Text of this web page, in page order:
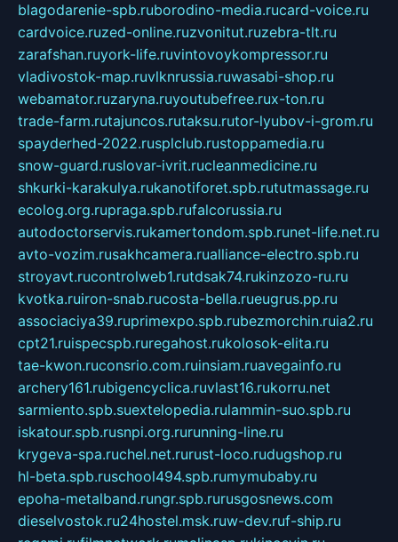
blagodarenie-spb.ruborodino-media.rucard-voice.ru
cardvoice.ruzed-online.ruzvonitut.ruzebra-tlt.ru
zarafshan.ruyork-life.ruvintovoykompressor.ru
vladivostok-map.ruvlknrussia.ruwasabi-shop.ru
webamator.ruzaryna.ruyoutubefree.rux-ton.ru
trade-farm.rutajuncos.rutaksu.rutor-lyubov-i-grom.ru
spayderhed-2022.rusplclub.rustoppamedia.ru
snow-guard.ruslovar-ivrit.rucleanmedicine.ru
shkurki-karakulya.rukanotiforet.spb.rututmassage.ru
ecolog.org.rupraga.spb.rufalcorussia.ru
autodoctorservis.rukamertondom.spb.runet-life.net.ru
avto-vozim.rusakhcamera.rualliance-electro.spb.ru
stroyavt.rucontrolweb1.rutdsak74.rukinzozo-ru.ru
kvotka.ruiron-snab.rucosta-bella.rueugrus.pp.ru
associaciya39.ruprimexpo.spb.rubezmorchin.ruia2.ru
cpt21.ruispecspb.ruregahost.rukolosok-elita.ru
tae-kwon.ruconsrio.com.ruinsiam.ruavegainfo.ru
archery161.rubigencyclica.ruvlast16.rukorru.net
sarmiento.spb.suextelopedia.rulammin-suo.spb.ru
iskatour.spb.rusnpi.org.rurunning-line.ru
krygeva-spa.ruchel.net.rurust-loco.rudugshop.ru
hl-beta.spb.ruschool494.spb.rumymubaby.ru
epoha-metalband.rungr.spb.rurusgosnews.com
dieselvostok.ru24hostel.msk.ruw-dev.ruf-ship.ru